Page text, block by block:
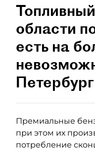
области
есть на
Премиальные
при этом их
потребление